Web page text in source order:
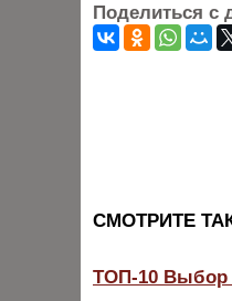
Поделиться с
CМОТРИТЕ
ТОП-10 Выбор